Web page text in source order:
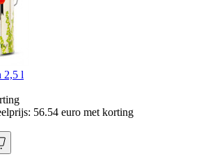
2,5 l
56.54 euro met korting